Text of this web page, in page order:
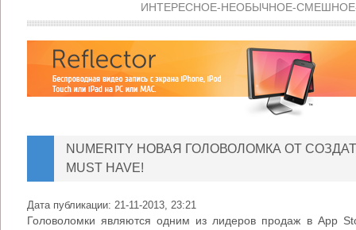
ИНТЕРЕСНОЕ-НЕОБЫЧНОЕ-
NUMERITY НОВАЯ ГОЛОВОЛОМКА ОТ
MUST HAVE!
Дата публикации: 21-11-2013, 23:21
Головоломки являются одним из лидеров продаж в App